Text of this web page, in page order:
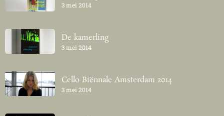
3 mei 2014
De kamerling
3 mei 2014
Cello Biënnale Amsterdam 2014
3 mei 2014